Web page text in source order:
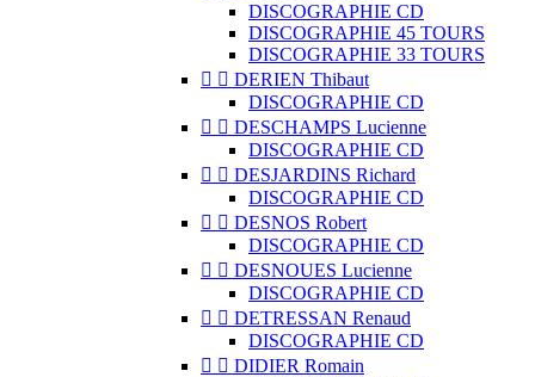
DISCOGRAPHIE CD
DISCOGRAPHIE 45 TOURS
DISCOGRAPHIE 33 TOURS
  DERIEN Thibaut
DISCOGRAPHIE CD
  DESCHAMPS Lucienne
DISCOGRAPHIE CD
  DESJARDINS Richard
DISCOGRAPHIE CD
  DESNOS Robert
DISCOGRAPHIE CD
  DESNOUES Lucienne
DISCOGRAPHIE CD
  DETRESSAN Renaud
DISCOGRAPHIE CD
  DIDIER Romain